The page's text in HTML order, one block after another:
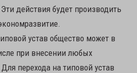
действия будет производить
устав общество может в
при внесении любых
перехода на типовой устав